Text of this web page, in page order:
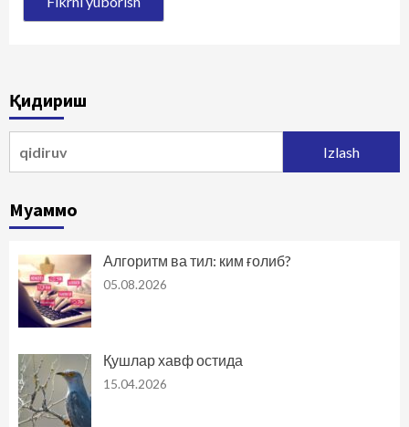
Қидириш
Муаммо
Алгоритм ва тил: ким ғолиб?
05.08.2026
Қушлар хавф остида
15.04.2026